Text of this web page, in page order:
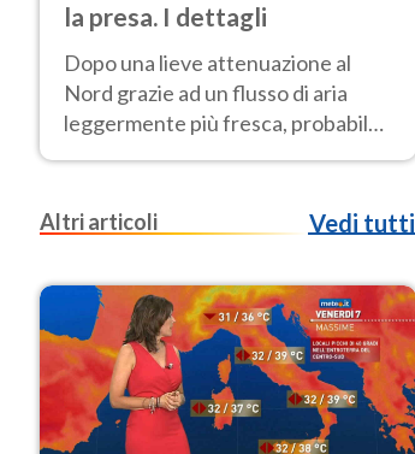
la presa. I dettagli
Dopo una lieve attenuazione al
Nord grazie ad un flusso di aria
leggermente più fresca, probabile
nuovo rinforzo dell’anticiclone
Altri articoli
Vedi tutti